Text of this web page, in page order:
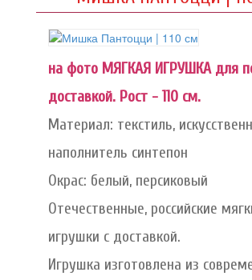
на фото МЯГКАЯ ИГРУШКА для
доставкой. Рост - 110 см.
Материал: текстиль,
наполнитель синтепон
Окрас: белый, персиковый
Отечественные, российские
игрушки с доставкой.
Игрушка изготовлена из